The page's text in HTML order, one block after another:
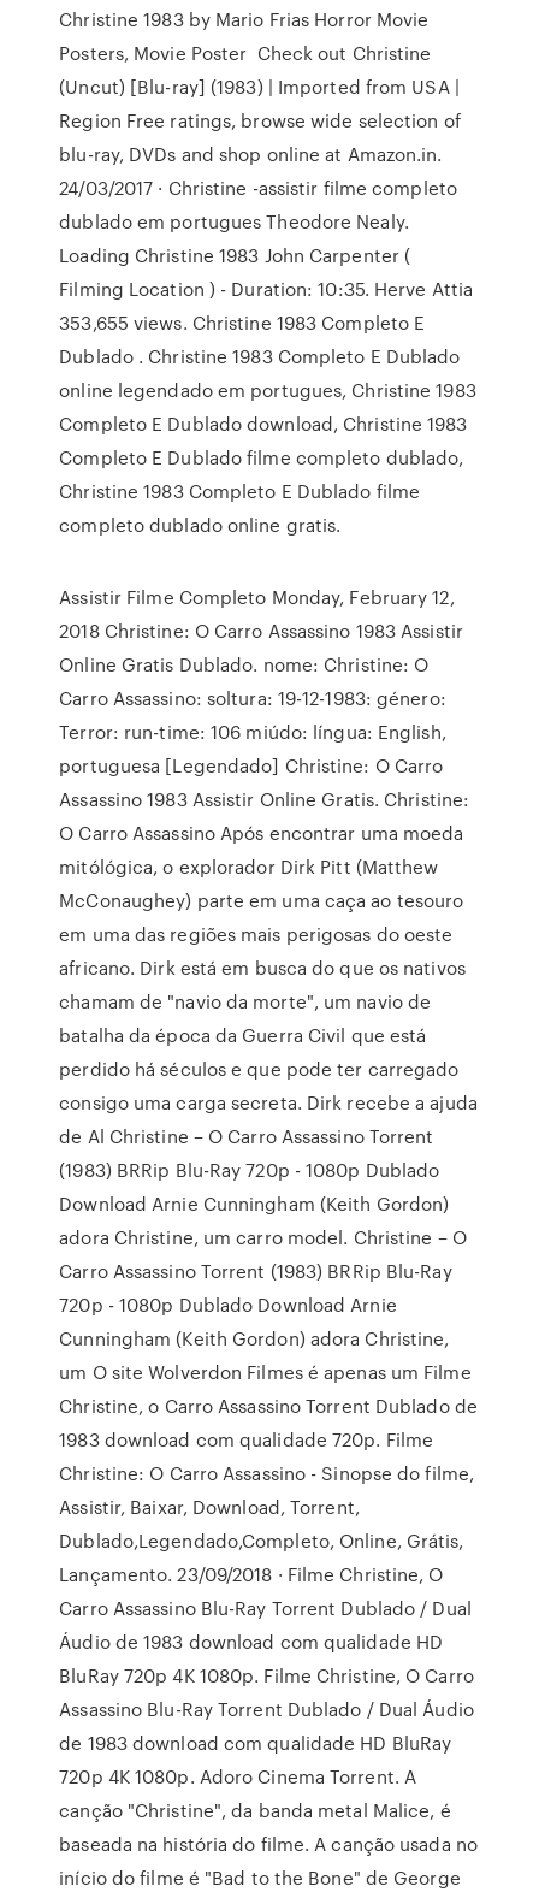
Christine 1983 by Mario Frias Horror Movie
Posters, Movie Poster Check out Christine
(Uncut) [Blu-ray] (1983) | Imported from USA |
Region Free ratings, browse wide selection of
blu-ray, DVDs and shop online at Amazon.in.
24/03/2017 · Christine -assistir filme completo
dublado em portugues Theodore Nealy.
Loading Christine 1983 John Carpenter (
Filming Location ) - Duration: 10:35. Herve Attia
353,655 views. Christine 1983 Completo E
Dublado . Christine 1983 Completo E Dublado
online legendado em portugues, Christine 1983
Completo E Dublado download, Christine 1983
Completo E Dublado filme completo dublado,
Christine 1983 Completo E Dublado filme
completo dublado online gratis.
Assistir Filme Completo Monday, February 12,
2018 Christine: O Carro Assassino 1983 Assistir
Online Gratis Dublado. nome: Christine: O
Carro Assassino: soltura: 19-12-1983: género:
Terror: run-time: 106 miúdo: língua: English,
portuguesa [Legendado] Christine: O Carro
Assassino 1983 Assistir Online Gratis. Christine:
O Carro Assassino Após encontrar uma moeda
mitólógica, o explorador Dirk Pitt (Matthew
McConaughey) parte em uma caça ao tesouro
em uma das regiões mais perigosas do oeste
africano. Dirk está em busca do que os nativos
chamam de "navio da morte", um navio de
batalha da época da Guerra Civil que está
perdido há séculos e que pode ter carregado
consigo uma carga secreta. Dirk recebe a ajuda
de Al Christine – O Carro Assassino Torrent
(1983) BRRip Blu-Ray 720p - 1080p Dublado
Download Arnie Cunningham (Keith Gordon)
adora Christine, um carro model. Christine – O
Carro Assassino Torrent (1983) BRRip Blu-Ray
720p - 1080p Dublado Download Arnie
Cunningham (Keith Gordon) adora Christine,
um O site Wolverdon Filmes é apenas um Filme
Christine, o Carro Assassino Torrent Dublado de
1983 download com qualidade 720p. Filme
Christine: O Carro Assassino - Sinopse do filme,
Assistir, Baixar, Download, Torrent,
Dublado,Legendado,Completo, Online, Grátis,
Lançamento. 23/09/2018 · Filme Christine, O
Carro Assassino Blu-Ray Torrent Dublado / Dual
Áudio de 1983 download com qualidade HD
BluRay 720p 4K 1080p. Filme Christine, O Carro
Assassino Blu-Ray Torrent Dublado / Dual Áudio
de 1983 download com qualidade HD BluRay
720p 4K 1080p. Adoro Cinema Torrent. A
canção "Christine", da banda metal Malice, é
baseada na história do filme. A canção usada no
início do filme é "Bad to the Bone" de George